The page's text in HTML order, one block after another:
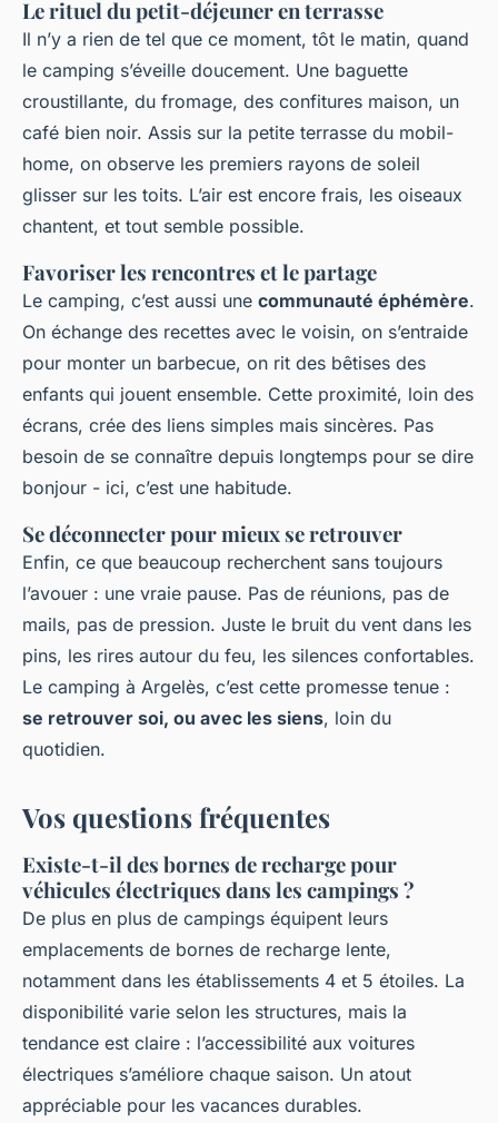
Le rituel du petit-déjeuner en terrasse
Il n’y a rien de tel que ce moment, tôt le matin, quand
le camping s’éveille doucement. Une baguette
croustillante, du fromage, des confitures maison, un
café bien noir. Assis sur la petite terrasse du mobil-
home, on observe les premiers rayons de soleil
glisser sur les toits. L’air est encore frais, les oiseaux
chantent, et tout semble possible.
Favoriser les rencontres et le partage
Le camping, c’est aussi une communauté éphémère.
On échange des recettes avec le voisin, on s’entraide
pour monter un barbecue, on rit des bêtises des
enfants qui jouent ensemble. Cette proximité, loin des
écrans, crée des liens simples mais sincères. Pas
besoin de se connaître depuis longtemps pour se dire
bonjour - ici, c’est une habitude.
Se déconnecter pour mieux se retrouver
Enfin, ce que beaucoup recherchent sans toujours
l’avouer : une vraie pause. Pas de réunions, pas de
mails, pas de pression. Juste le bruit du vent dans les
pins, les rires autour du feu, les silences confortables.
Le camping à Argelès, c’est cette promesse tenue :
se retrouver soi, ou avec les siens, loin du
quotidien.
Vos questions fréquentes
Existe-t-il des bornes de recharge pour
véhicules électriques dans les campings ?
De plus en plus de campings équipent leurs
emplacements de bornes de recharge lente,
notamment dans les établissements 4 et 5 étoiles. La
disponibilité varie selon les structures, mais la
tendance est claire : l’accessibilité aux voitures
électriques s’améliore chaque saison. Un atout
appréciable pour les vacances durables.